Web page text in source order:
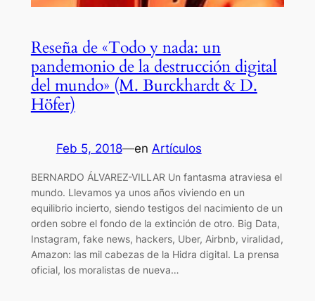
Reseña de «Todo y nada: un
pandemonio de la destrucción digital
del mundo» (M. Burckhardt & D.
Höfer)
Feb 5, 2018—en Artículos
BERNARDO ÁLVAREZ-VILLAR Un fantasma atraviesa el
mundo. Llevamos ya unos años viviendo en un
equilibrio incierto, siendo testigos del nacimiento de un
orden sobre el fondo de la extinción de otro. Big Data,
Instagram, fake news, hackers, Uber, Airbnb, viralidad,
Amazon: las mil cabezas de la Hidra digital. La prensa
oficial, los moralistas de nueva…